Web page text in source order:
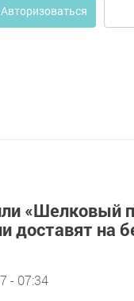
Авторизоваться
«Шелковый
доставят на
- 07:34